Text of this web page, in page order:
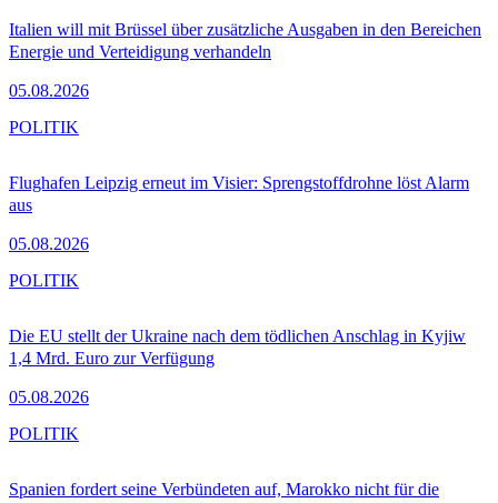
Italien will mit Brüssel über zusätzliche Ausgaben in den Bereichen
Energie und Verteidigung verhandeln
05.08.2026
Flughafen Leipzig erneut im Visier: Sprengstoffdrohne löst Alarm
aus
05.08.2026
POLITIK
Die EU stellt der Ukraine nach dem tödlichen Anschlag in Kyjiw
1,4 Mrd. Euro zur Verfügung
05.08.2026
POLITIK
Spanien fordert seine Verbündeten auf, Marokko nicht für die
POLITIK